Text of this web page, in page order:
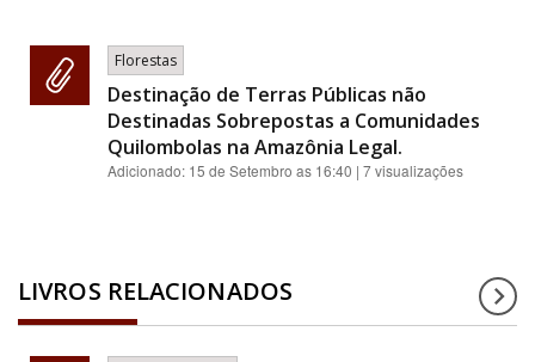
Florestas
Destinação de Terras Públicas não
Destinadas Sobrepostas a Comunidades
Quilombolas na Amazônia Legal.
Adicionado: 15 de Setembro as 16:40 | 7 visualizações
LIVROS RELACIONADOS